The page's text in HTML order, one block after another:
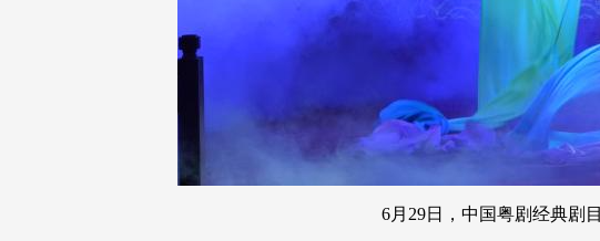
6月29日，中国粤剧经典剧目